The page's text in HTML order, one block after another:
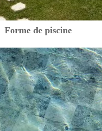
Forme de piscine